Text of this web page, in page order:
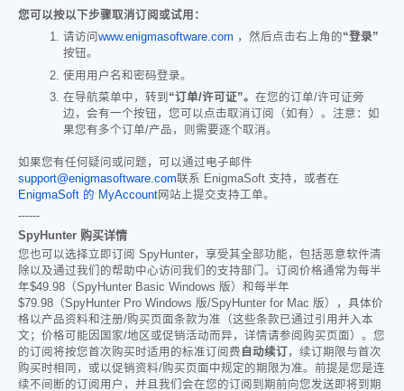
您可以按以下步骤取消订阅或试用：
请访问 www.enigmasoftware.com ，然后点击右上角的“登录”
按钮。
使用用户名和密码登录。
在导航菜单中，转到 “订单/许可证”。 在您的订单/许可证旁
边，会有一个按钮，您可以点击取消订阅（如有）。注意：如
果您有多个订单/产品，则需要逐个取消。
如果您有任何疑问或问题，可以通过电子邮件
support@enigmasoftware.com联系 EnigmaSoft 支持，或者在
EnigmaSoft 的 MyAccount网站上提交支持工单。
------
SpyHunter 购买详情
您也可以选择立即订阅 SpyHunter，享受其全部功能，包括恶意软件清
除以及通过我们的帮助中心访问我们的支持部门。订阅价格通常为每半
年$49.98 （SpyHunter Basic Windows 版）和每半年
$79.98 （SpyHunter Pro Windows 版/SpyHunter for Mac 版），具体价
格以产品资料和注册/购买页面条款为准（这些条款已通过引用并入本
文；价格可能因国家/地区或促销活动而异，详情请参阅购买页面）。您
的订阅将按您首次购买时适用的标准订阅费 自动续订，续订期限与首次
购买时相同，或以促销资料/购买页面中规定的期限为准。前提是您是连
续不间断的订阅用户，并且我们会在您的订阅到期前向您发送即将到期